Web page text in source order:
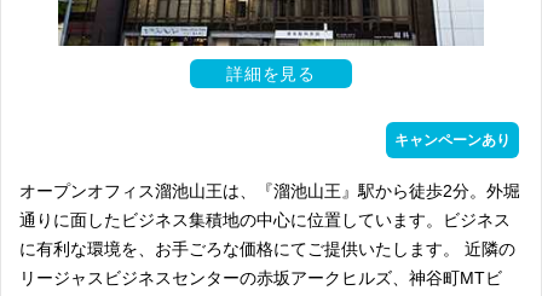
詳細を見る
キャンペーンあり
オープンオフィス溜池山王は、『溜池山王』駅から徒歩2分。外堀
通りに面したビジネス集積地の中心に位置しています。ビジネス
に有利な環境を、お手ごろな価格にてご提供いたします。 近隣の
リージャスビジネスセンターの赤坂アークヒルズ、神谷町MTビ